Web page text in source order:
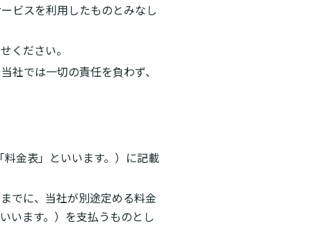
ビスを利用したものとみなし
ください。
社では一切の責任を負わず、
金表」といいます。）に記載
でに、当社が別途定める料金
います。）を支払うものとし